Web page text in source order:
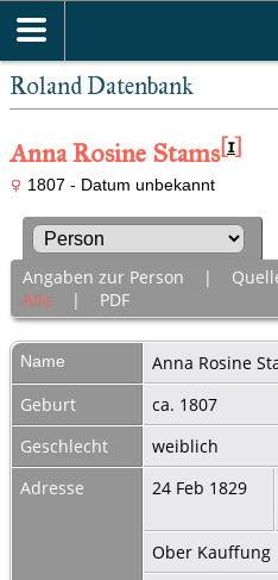
Roland Datenbank
Anna Rosine Stams[1]
1807 - Datum unbekannt
Angaben zur Person |
Alle | PDF
Name Anna Rosine
Geburt
ca. 1807
Geschlecht
weiblich
Adresse
24 Feb 1829
Ober Kauffung